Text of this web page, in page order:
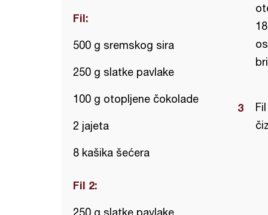
Fil:
500 g sremskog sira
250 g slatke pavlake
100 g otopljene čokolade
2 jajeta
8 kašika šećera
Fil 2:
250 g slatke pavlake